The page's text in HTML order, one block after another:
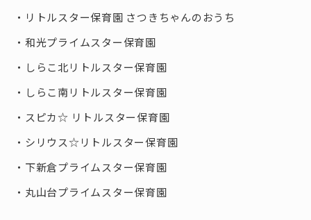
リトルスター保育園 さつきちゃんのおうち
和光プライムスター保育園
しらこ北リトルスター保育園
しらこ南リトルスター保育園
スピカ☆ リトルスター保育園
シリウス☆リトルスター保育園
下新倉プライムスター保育園
丸山台プライムスター保育園